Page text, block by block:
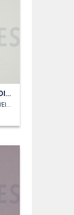
OUTDOOR WASSERDICHT